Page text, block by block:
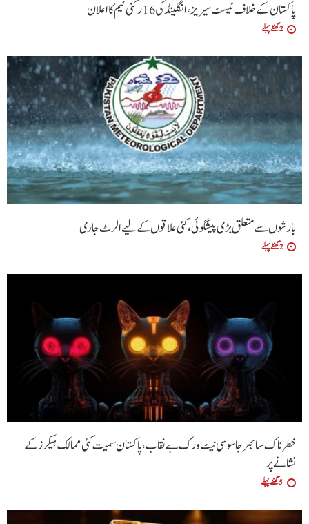
پاکستان کے خلاف ٹیسٹ سیریز، انگلینڈ کی 16 رکنی ٹیم کا اعلان
2 گھنٹے پہلے
بارشوں سے متعلق بڑی پیشگوئی، کئی علاقوں کے لیے الرٹ جاری
2 گھنٹے پہلے
خطرناک سائبر جاسوسی نیٹ ورک بے نقاب، پاکستان سمیت کئی ممالک ہیکرز کے
نشانے پر
5 گھنٹے پہلے